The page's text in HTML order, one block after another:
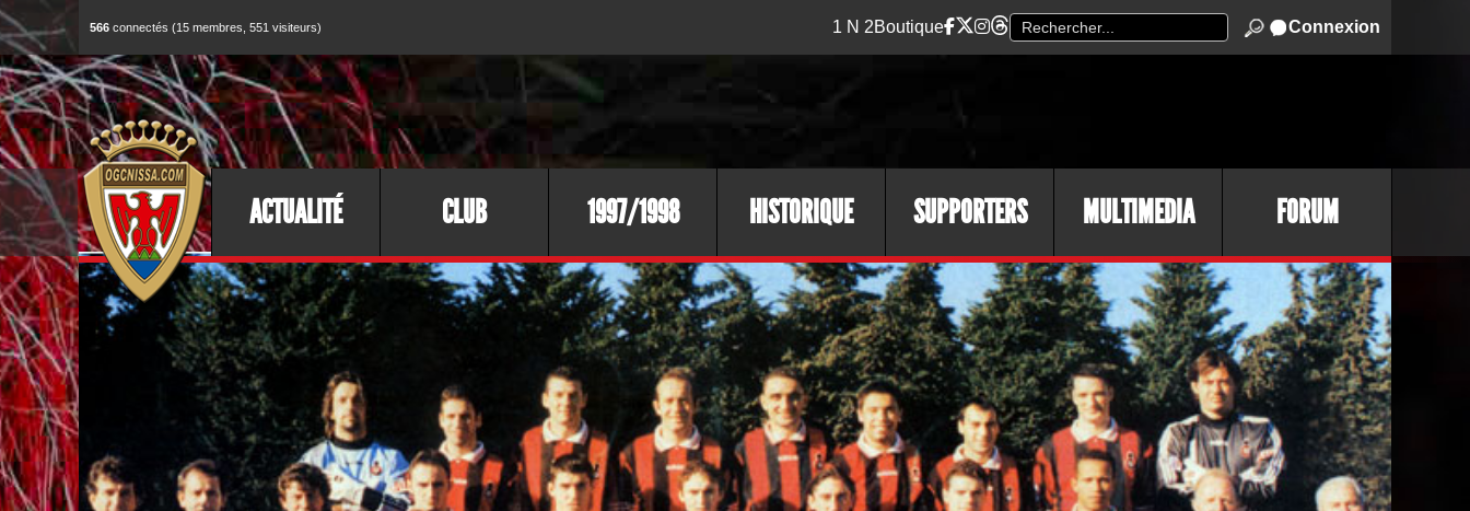
566 connectés (15 membres, 551 visiteurs) 1 N 2Boutique Connexion
ACTUALITÉ CLUB 1997/1998 HISTORIQUE SUPPORTERS MULTIMEDIA FORUM